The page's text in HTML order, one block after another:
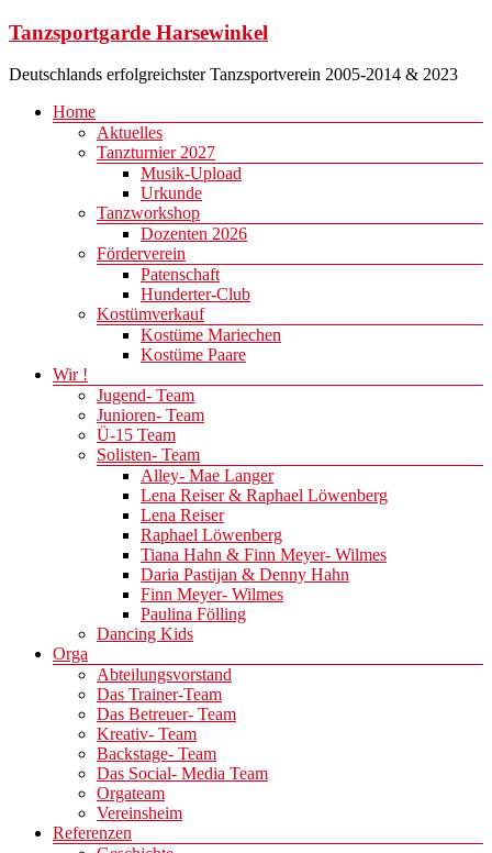
Zum
springen
Tanzsportgarde Harsewinkel
Deutschlands erfolgreichster Tanzsportverein 2005-2014 & 2023
Menü
Home
Aktuelles
Tanzturnier 2027
Musik-Upload
Urkunde
Tanzworkshop
Dozenten 2026
Förderverein
Patenschaft
Hunderter-Club
Kostümverkauf
Kostüme Mariechen
Kostüme Paare
Wir !
Jugend- Team
Junioren- Team
Ü-15 Team
Solisten- Team
Alley- Mae Langer
Lena Reiser & Raphael Löwenberg
Lena Reiser
Raphael Löwenberg
Tiana Hahn & Finn Meyer- Wilmes
Daria Pastijan & Denny Hahn
Finn Meyer- Wilmes
Paulina Fölling
Dancing Kids
Orga
Abteilungsvorstand
Das Trainer-Team
Das Betreuer- Team
Kreativ- Team
Backstage- Team
Das Social- Media Team
Orgateam
Vereinsheim
Referenzen